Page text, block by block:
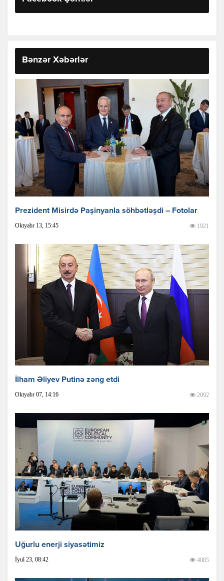
Bənzər Xəbərlər
Prezident Misirdə Paşinyanla söhbətləşdi – Fotolar
Oktyabr 13, 15:45 1921
İlham Əliyev Putinə zəng etdi
Oktyabr 07, 14:16 2092
Uğurlu enerji siyasətimiz
İyul 23, 08:42 4085